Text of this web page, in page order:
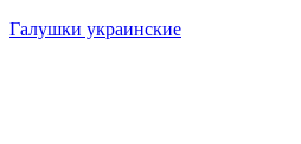
Галушки украинские